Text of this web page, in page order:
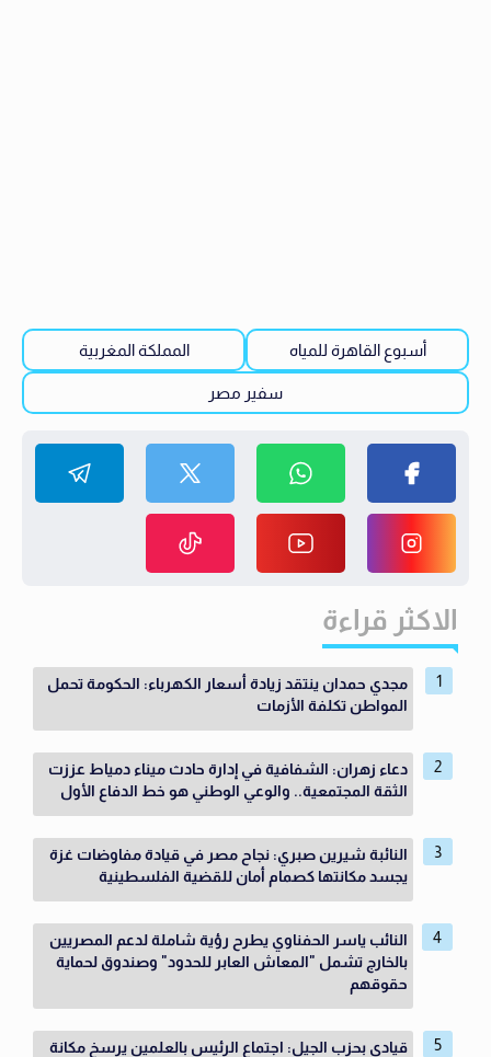
أسبوع القاهرة للمياه المملكة المغربية
سفير مصر
الاكثر قراءة
مجدي حمدان ينتقد زيادة أسعار الكهرباء: الحكومة تحمل
المواطن تكلفة الأزمات
دعاء زهران: الشفافية في إدارة حادث ميناء دمياط عززت
الثقة المجتمعية.. والوعي الوطني هو خط الدفاع الأول
النائبة شيرين صبري: نجاح مصر في قيادة مفاوضات غزة
يجسد مكانتها كصمام أمان للقضية الفلسطينية
النائب ياسر الحفناوي يطرح رؤية شاملة لدعم المصريين
بالخارج تشمل "المعاش العابر للحدود" وصندوق لحماية
حقوقهم
قيادي بحزب الجيل: اجتماع الرئيس بالعلمين يرسخ مكانة